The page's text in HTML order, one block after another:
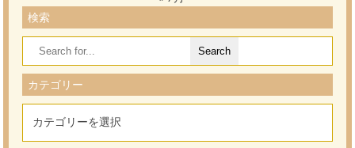
検索
Search
for:
カテゴリー